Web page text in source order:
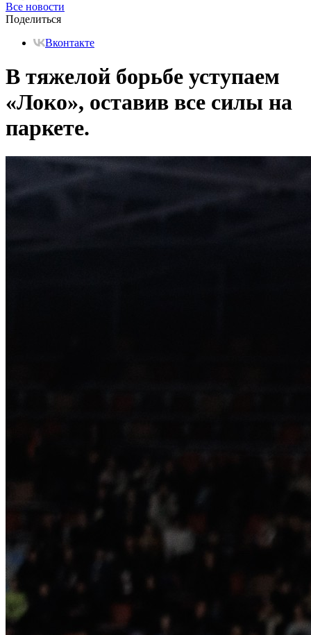
Все новости
Поделиться
Вконтакте
В тяжелой борьбе уступаем
«Локо», оставив все силы на
паркете.